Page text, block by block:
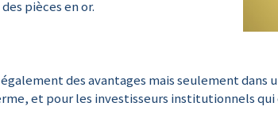
pièces en or.
des avantages mais seulement dans
et pour les investisseurs institutionnels